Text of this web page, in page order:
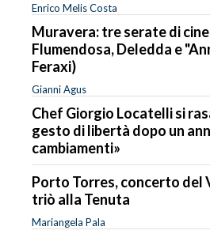
Enrico Melis Costa
Muravera: tre serate di
Flumendosa, Deledda e
Feraxi)
Gianni Agus
Chef Giorgio Locatelli si
gesto di libertà dopo un
cambiamenti»
Porto Torres, concerto del
triò alla Tenuta
Mariangela Pala